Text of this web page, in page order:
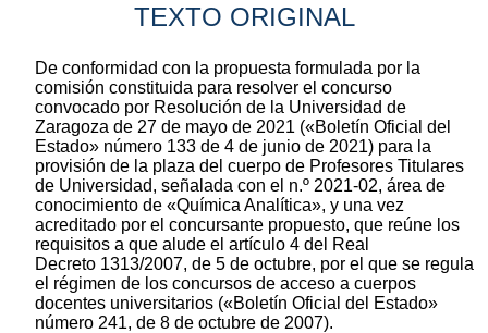
TEXTO ORIGINAL
De conformidad con la propuesta formulada por la
comisión constituida para resolver el concurso
convocado por Resolución de la Universidad de
Zaragoza de 27 de mayo de 2021 («Boletín Oficial del
Estado» número 133 de 4 de junio de 2021) para la
provisión de la plaza del cuerpo de Profesores Titulares
de Universidad, señalada con el n.º 2021-02, área de
conocimiento de «Química Analítica», y una vez
acreditado por el concursante propuesto, que reúne los
requisitos a que alude el artículo 4 del Real
Decreto 1313/2007, de 5 de octubre, por el que se regula
el régimen de los concursos de acceso a cuerpos
docentes universitarios («Boletín Oficial del Estado»
número 241, de 8 de octubre de 2007).